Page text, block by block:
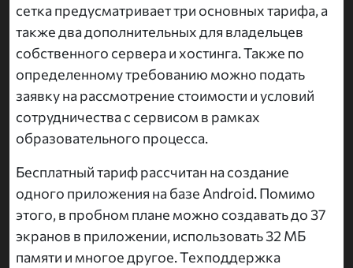
сетка предусматривает три основных тарифа, а
также два дополнительных для владельцев
собственного сервера и хостинга. Также по
определенному требованию можно подать
заявку на рассмотрение стоимости и условий
сотрудничества с сервисом в рамках
образовательного процесса.
Бесплатный тариф рассчитан на создание
одного приложения на базе Android. Помимо
этого, в пробном плане можно создавать до 37
экранов в приложении, использовать 32 МБ
памяти и многое другое. Техподдержка